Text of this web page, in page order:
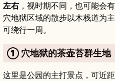
左右 ，视时期不同，也可能会
穴地狱区域的散步以木栈道为
可绕行一周。
① 穴地狱的茶壶苔群生地
这里是公园的主打景点，可近距